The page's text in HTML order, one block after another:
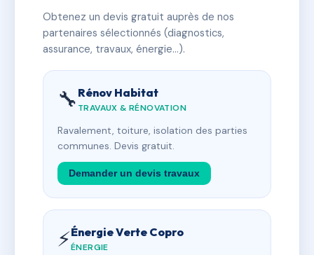
Obtenez un devis gratuit auprès de nos
partenaires sélectionnés (diagnostics,
assurance, travaux, énergie…).
🔧 Rénov Habitat
TRAVAUX & RÉNOVATION
Ravalement, toiture, isolation des parties
communes. Devis gratuit.
Demander un devis travaux
⚡Énergie Verte Copro
ÉNERGIE